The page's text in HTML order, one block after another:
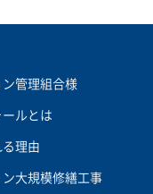
ン管理組合様
ルとは
る理由
ン大規模修繕工事